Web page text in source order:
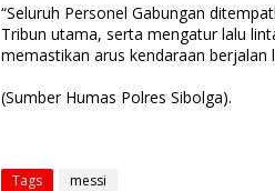
“Seluruh Personel Gabungan
Tribun utama, serta mengatur lalu
memastikan arus kendaraan berjalan
(Sumber Humas Polres Sibolga).
Tags messi